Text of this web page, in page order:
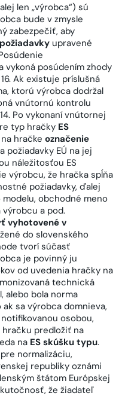
len „výrobca“) sú
bude v zmysle
zabezpečiť, aby
upravené
vykoná posúdením zhody
Ak existuje príslušná
ktorú výrobca dodržal
vnútornú kontrolu
Po vykonaní vnútornej
typ hračky ES
hračke označenie
požiadavky EÚ na jej
náležitosťou ES
výrobcu, že hračka spĺňa
požiadavky, ďalej
obchodné meno
a pod.
vyhotovené v
do slovenského
tvorí súčasť
je povinný ju
od uvedenia hračky na
technická
alebo bola norma
sa výrobca domnieva,
osobou,
hračku predložiť na
na ES skúšku typu.
normalizáciu,
republiky oznámi
štátom Európskej
že žiadateľ